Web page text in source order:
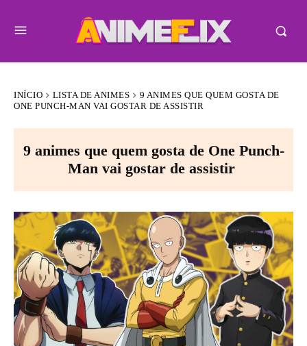
INÍCIO LISTA DE ANIMES
9 ANIMES QUE QUEM GOSTA DE
ONE PUNCH-MAN VAI GOSTAR DE ASSISTIR
9 animes que quem gosta de One Punch-
Man vai gostar de assistir